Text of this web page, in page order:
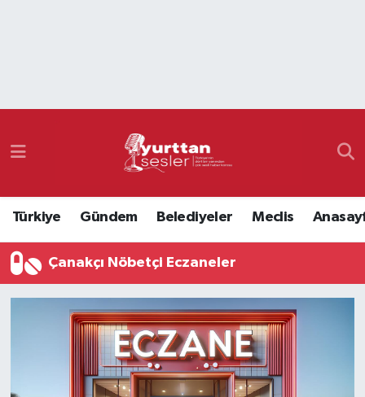
Türkiye Gündem Belediyeler Meclis
Çanakçı Nöbetçi Eczaneler
Namaz Vakitleri
Süper Lig Puan Durumu ve Fikstür
Tüm Manşetler
Son Dakika Haberleri
Haber Arşivi